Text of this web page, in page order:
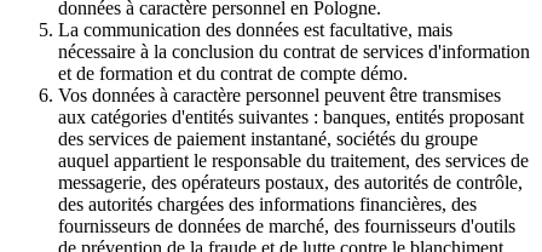
données à caractère personnel en Pologne.
La communication des données est facultative, mais
nécessaire à la conclusion du contrat de services d'information
et de formation et du contrat de compte démo.
Vos données à caractère personnel peuvent être transmises
aux catégories d'entités suivantes : banques, entités proposant
des services de paiement instantané, sociétés du groupe
auquel appartient le responsable du traitement, des services de
messagerie, des opérateurs postaux, des autorités de contrôle,
des autorités chargées des informations financières, des
fournisseurs de données de marché, des fournisseurs d'outils
de prévention de la fraude et de lutte contre le blanchiment